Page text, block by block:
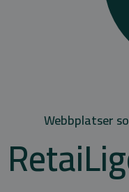
Webbplatser